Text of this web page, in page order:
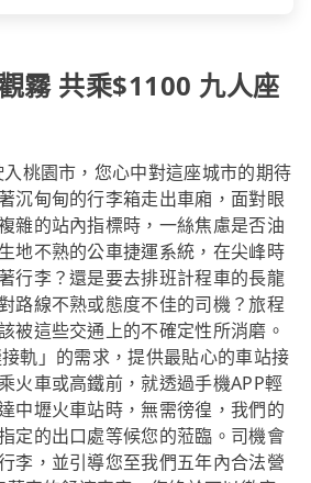
霧 共乘$1100 九人座
桃園市，您心中對這座城市的期待
沉甸甸的行李箱走出車廂，面對眼
雜的站內指標時，一絲焦慮是否油
地不熟的公車捷運系統，在尖峰時
行李？還是要去排班計程車的長龍
路線不熟或態度不佳的司機？旅程
被這些交通上的不確定性所消磨。
軌」的需求，提供最貼心的車站接
火車或高鐵前，就透過手機APP輕
中壢火車站時，無需徬徨，我們的
定的出口處等候您的蒞臨。司機會
李，並引導您至我們五年內合法營